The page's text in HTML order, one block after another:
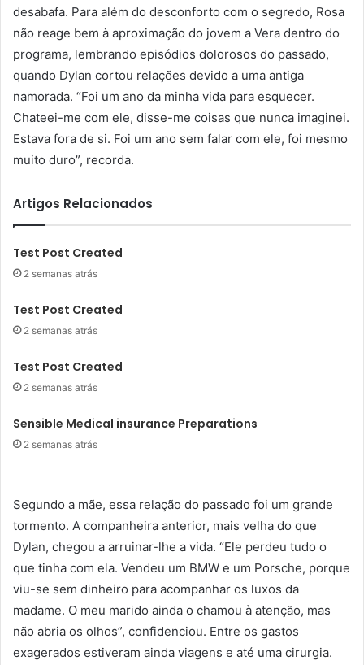
desabafa. Para além do desconforto com o segredo, Rosa
não reage bem à aproximação do jovem a Vera dentro do
programa, lembrando episódios dolorosos do passado,
quando Dylan cortou relações devido a uma antiga
namorada. “Foi um ano da minha vida para esquecer.
Chateei-me com ele, disse-me coisas que nunca imaginei.
Estava fora de si. Foi um ano sem falar com ele, foi mesmo
muito duro”, recorda.
Artigos Relacionados
Test Post Created
2 semanas atrás
Test Post Created
2 semanas atrás
Test Post Created
2 semanas atrás
Sensible Medical insurance Preparations
2 semanas atrás
Segundo a mãe, essa relação do passado foi um grande
tormento. A companheira anterior, mais velha do que
Dylan, chegou a arruinar-lhe a vida. “Ele perdeu tudo o
que tinha com ela. Vendeu um BMW e um Porsche, porque
viu-se sem dinheiro para acompanhar os luxos da
madame. O meu marido ainda o chamou à atenção, mas
não abria os olhos”, confidenciou. Entre os gastos
exagerados estiveram ainda viagens e até uma cirurgia.